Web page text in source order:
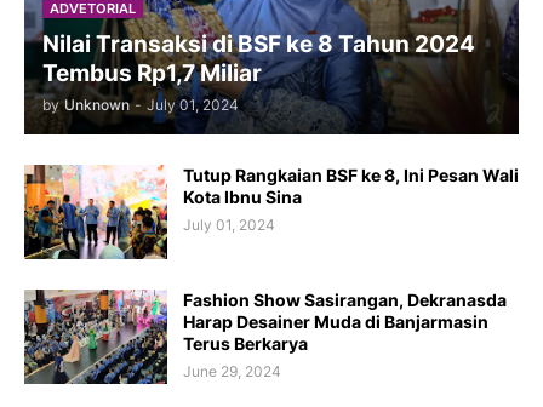
ADVETORIAL
Nilai Transaksi di BSF ke 8 Tahun 2024
Tembus Rp1,7 Miliar
by Unknown - July 01, 2024
Tutup Rangkaian BSF ke 8, Ini Pesan Wali
Kota Ibnu Sina
July 01, 2024
Fashion Show Sasirangan, Dekranasda
Harap Desainer Muda di Banjarmasin
Terus Berkarya
June 29, 2024